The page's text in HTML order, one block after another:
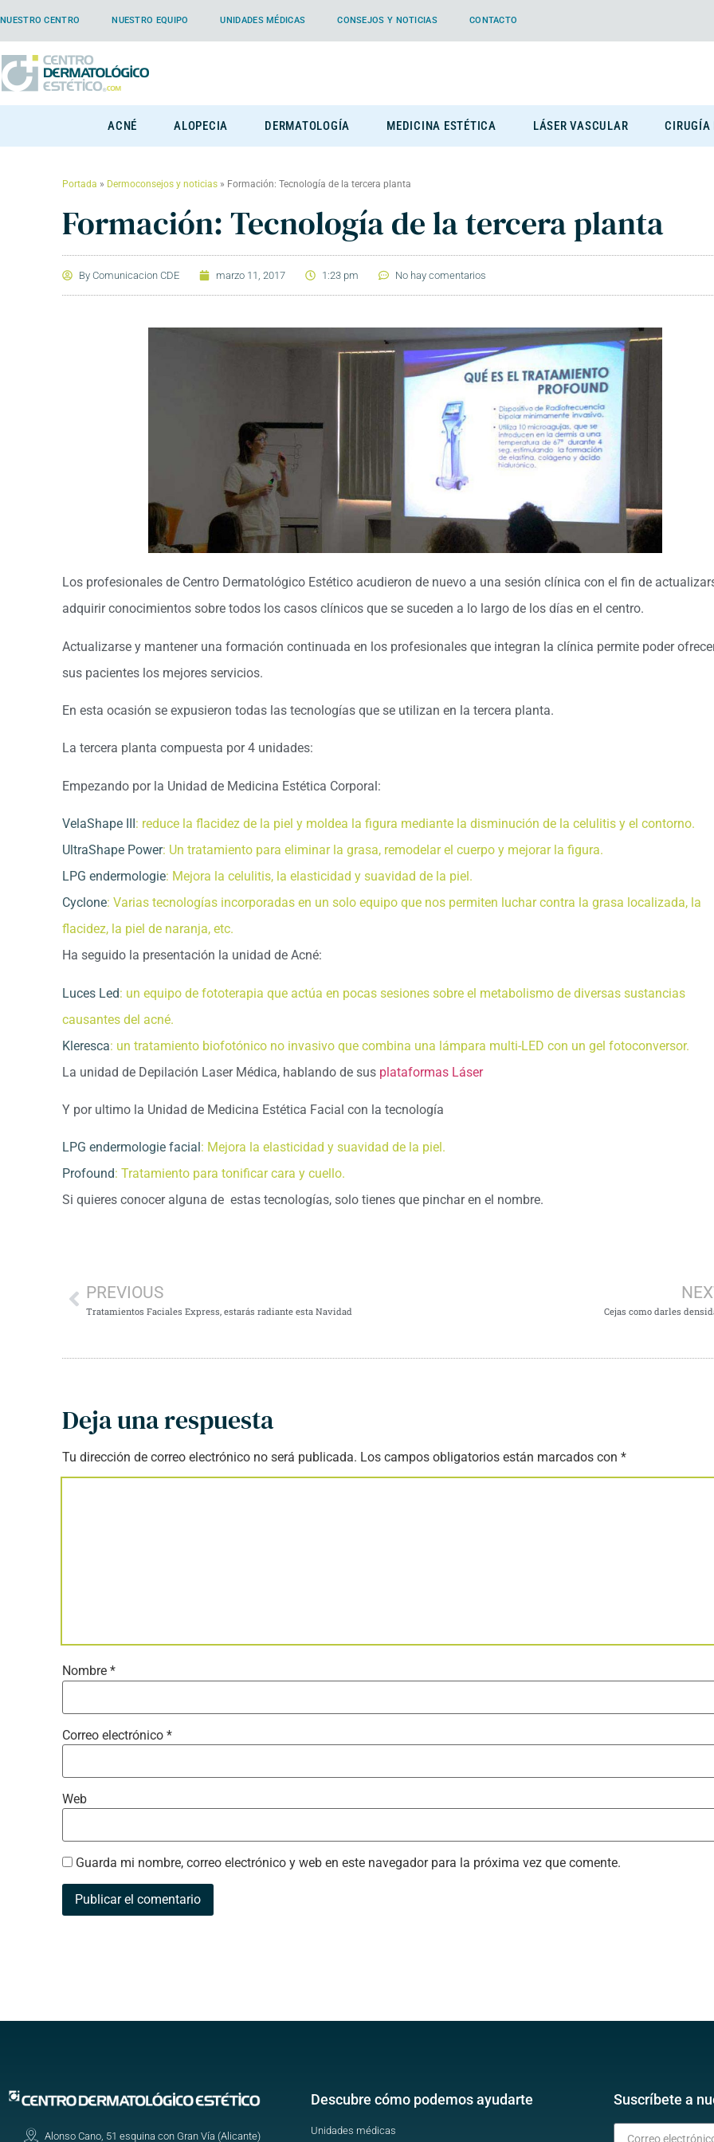
NUESTRO CENTRO NUESTRO EQUIPO UNIDADES MÉDICAS CONSEJOS Y NOTICIAS CONTACTO
ACNÉ ALOPECIA DERMATOLOGÍA MEDICINA ESTÉTICA LÁSER VASCULAR
Portada » Dermoconsejos y noticias » Formación: Tecnología de la tercera planta
Formación: Tecnología de la tercera planta
By Comunicacion CDE marzo 11, 2017 1:23 pm No hay comentarios
Los profesionales de Centro Dermatológico Estético acudieron de nuevo a una sesión clínica con el fin de
adquirir conocimientos sobre todos los casos clínicos que se suceden a lo largo de los días en el centro.
Actualizarse y mantener una formación continuada en los profesionales que integran la clínica permite poder
sus pacientes los mejores servicios.
En esta ocasión se expusieron todas las tecnologías que se utilizan en la tercera planta.
La tercera planta compuesta por 4 unidades:
Empezando por la Unidad de Medicina Estética Corporal:
VelaShape III : reduce la flacidez de la piel y moldea la figura mediante la disminución de la celulitis y el contorno.
UltraShape Power: Un tratamiento para eliminar la grasa, remodelar el cuerpo y mejorar la figura.
LPG endermologie: Mejora la celulitis, la elasticidad y suavidad de la piel.
Cyclone: Varias tecnologías incorporadas en un solo equipo que nos permiten luchar contra la grasa localizada, la
flacidez, la piel de naranja, etc.
Ha seguido la presentación la unidad de Acné:
Luces Led: un equipo de fototerapia que actúa en pocas sesiones sobre el metabolismo de diversas sustancias
causantes del acné.
Kleresca: un tratamiento biofotónico no invasivo que combina una lámpara multi-LED con un gel fotoconversor.
La unidad de Depilación Laser Médica, hablando de sus plataformas Láser
Y por ultimo la Unidad de Medicina Estética Facial con la tecnología
LPG endermologie facial : Mejora la elasticidad y suavidad de la piel.
Profound: Tratamiento para tonificar cara y cuello.
Si quieres conocer alguna de estas tecnologías, solo tienes que pinchar en el nombre.
PREVIOUS
Tratamientos Faciales Express, estarás radiante esta Navidad Cejas como darles
Deja una respuesta
Tu dirección de correo electrónico no será publicada. Los campos obligatorios están marcados con *
Nombre *
Correo electrónico *
Web
Guarda mi nombre, correo electrónico y web en este navegador para la próxima vez que comente.
Alonso Cano, 51 esquina con Gran Vía (Alicante)
Descubre cómo podemos ayudarte
Unidades médicas
Suscríbete a